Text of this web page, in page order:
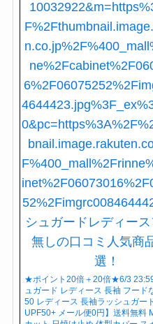
★ポイント20倍＋20倍★6/3
ュガード レディース 長袖 フード
50 レディース 長袖ラッシュガー
UPF50+ メール便0円】送料無料